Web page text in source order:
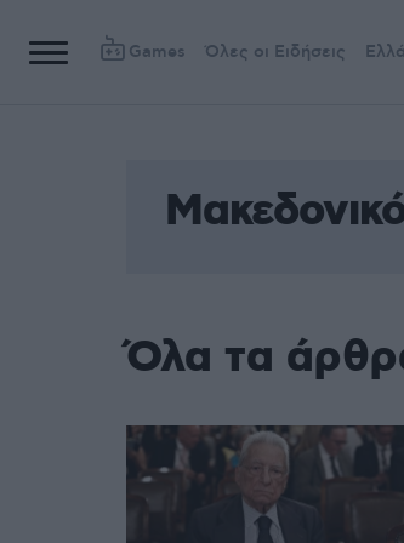
Games Όλες οι Ειδήσεις
Μακεδονικό
Όλα τα